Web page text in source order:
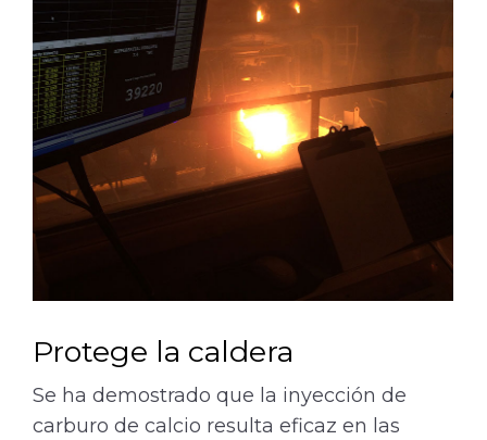
Protege la caldera
Se ha demostrado que la inyección de
carburo de calcio resulta eficaz en las